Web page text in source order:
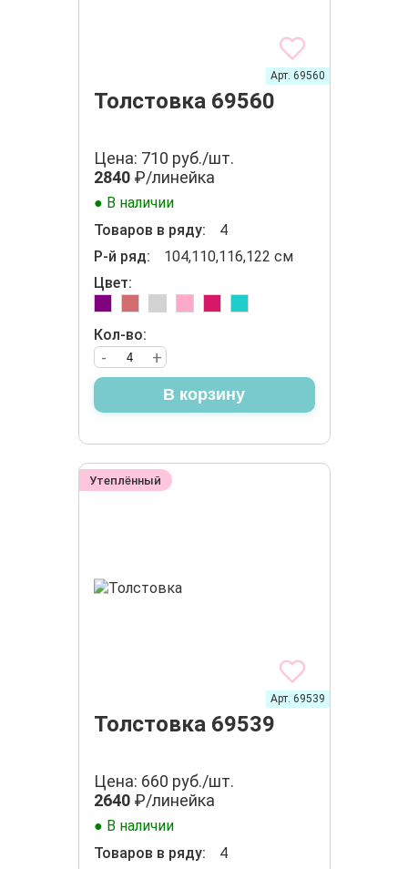
Толстовка 69560
Арт. 69560
Цена: 710 руб./шт.
2840₽/линейка
● В наличии
Товаров в ряду:
4
Р-й ряд:
104,110,116,122 см
Цвет:
Кол-во:
+
-
В корзину
Утеплённый
Толстовка 69539
Арт. 69539
Цена: 660 руб./шт.
2640₽/линейка
● В наличии
Товаров в ряду:
4